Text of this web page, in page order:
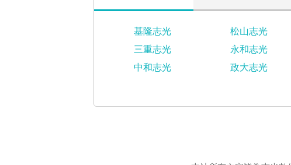
基隆志光 松山志光
三重志光
永和志光
中和志光
政大志光